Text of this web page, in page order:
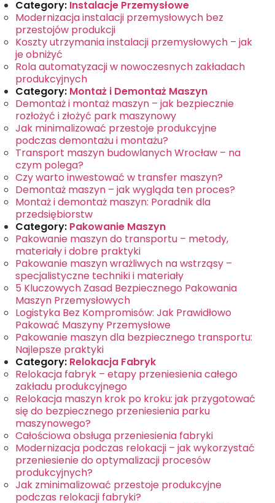
Category: Instalacje Przemysłowe
Modernizacja instalacji przemysłowych bez
przestojów produkcji
Koszty utrzymania instalacji przemysłowych – jak
je obniżyć
Rola automatyzacji w nowoczesnych zakładach
produkcyjnych
Category: Montaż i Demontaż Maszyn
Demontaż i montaż maszyn – jak bezpiecznie
rozłożyć i złożyć park maszynowy
Jak minimalizować przestoje produkcyjne
podczas demontażu i montażu?
Transport maszyn budowlanych Wrocław – na
czym polega?
Czy warto inwestować w transfer maszyn?
Demontaż maszyn – jak wygląda ten proces?
Montaż i demontaż maszyn: Poradnik dla
przedsiębiorstw
Category: Pakowanie Maszyn
Pakowanie maszyn do transportu – metody,
materiały i dobre praktyki
Pakowanie maszyn wrażliwych na wstrząsy –
specjalistyczne techniki i materiały
5 Kluczowych Zasad Bezpiecznego Pakowania
Maszyn Przemysłowych
Logistyka Bez Kompromisów: Jak Prawidłowo
Pakować Maszyny Przemysłowe
Pakowanie maszyn dla bezpiecznego transportu:
Najlepsze praktyki
Category: Relokacja Fabryk
Relokacja fabryk – etapy przeniesienia całego
zakładu produkcyjnego
Relokacja maszyn krok po kroku: jak przygotować
się do bezpiecznego przeniesienia parku
maszynowego?
Całościowa obsługa przeniesienia fabryki
Modernizacja podczas relokacji – jak wykorzystać
przeniesienie do optymalizacji procesów
produkcyjnych?
Jak zminimalizować przestoje produkcyjne
podczas relokacji fabryki?